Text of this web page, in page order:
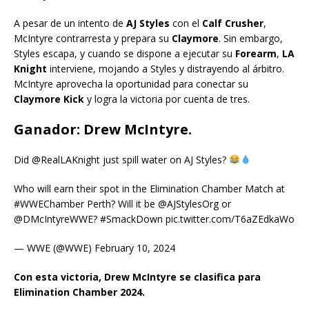
A pesar de un intento de AJ Styles con el Calf Crusher,
McIntyre contrarresta y prepara su Claymore. Sin embargo,
Styles escapa, y cuando se dispone a ejecutar su Forearm, LA
Knight interviene, mojando a Styles y distrayendo al árbitro.
McIntyre aprovecha la oportunidad para conectar su
Claymore Kick y logra la victoria por cuenta de tres.
Ganador: Drew McIntyre.
Did @RealLAKnight just spill water on AJ Styles?
Who will earn their spot in the Elimination Chamber Match at
#WWEChamber Perth? Will it be @AJStylesOrg or
@DMcIntyreWWE? #SmackDown pic.twitter.com/T6aZEdkaWo
— WWE (@WWE) February 10, 2024
Con esta victoria, Drew McIntyre se clasifica para
Elimination Chamber 2024.